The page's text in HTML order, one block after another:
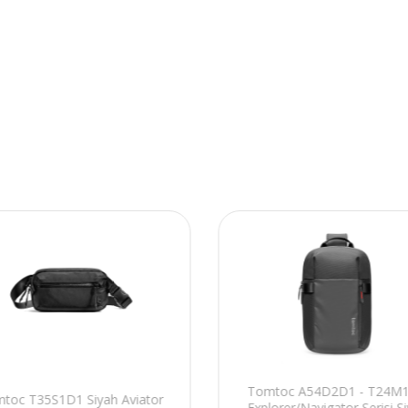
T35S1D1 Siyah Aviator
Tomtoc A54D2D1 -